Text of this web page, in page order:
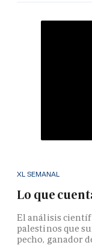
XL SEMANAL
Lo que
El análisis
palestinos que
pecho, ganador